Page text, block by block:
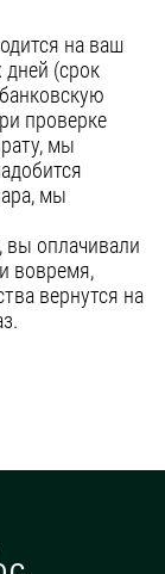
на ваш
дней (срок
проверке
мы
мы
вы оплачивали
вовремя,
вернутся на